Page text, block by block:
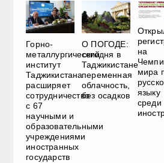
Горно-
металлургический
институт
Таджикистана
расширяет
сотрудничество
с 67
научными и
образовательными
учреждениями
иностранных
государств
О ПОГОДЕ:
сегодня в
Таджикистане
переменная
облачность,
без осадков
на
мира
языку
среди